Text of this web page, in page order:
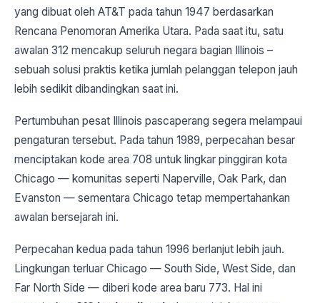
yang dibuat oleh AT&T pada tahun 1947 berdasarkan
Rencana Penomoran Amerika Utara. Pada saat itu, satu
awalan 312 mencakup seluruh negara bagian Illinois –
sebuah solusi praktis ketika jumlah pelanggan telepon jauh
lebih sedikit dibandingkan saat ini.
Pertumbuhan pesat Illinois pascaperang segera melampaui
pengaturan tersebut. Pada tahun 1989, perpecahan besar
menciptakan kode area 708 untuk lingkar pinggiran kota
Chicago — komunitas seperti Naperville, Oak Park, dan
Evanston — sementara Chicago tetap mempertahankan
awalan bersejarah ini.
Perpecahan kedua pada tahun 1996 berlanjut lebih jauh.
Lingkungan terluar Chicago — South Side, West Side, dan
Far North Side — diberi kode area baru 773. Hal ini